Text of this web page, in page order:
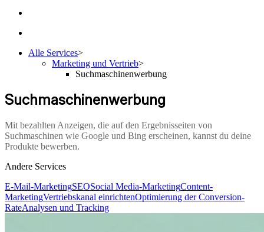
Alle Services>
Marketing und Vertrieb>
Suchmaschinenwerbung
Suchmaschinenwerbung
Mit bezahlten Anzeigen, die auf den Ergebnisseiten von
Suchmaschinen wie Google und Bing erscheinen, kannst du deine
Produkte bewerben.
Andere Services
E-Mail-MarketingSEOSocial Media-MarketingContent-
MarketingVertriebskanal einrichtenOptimierung der Conversion-
RateAnalysen und Tracking